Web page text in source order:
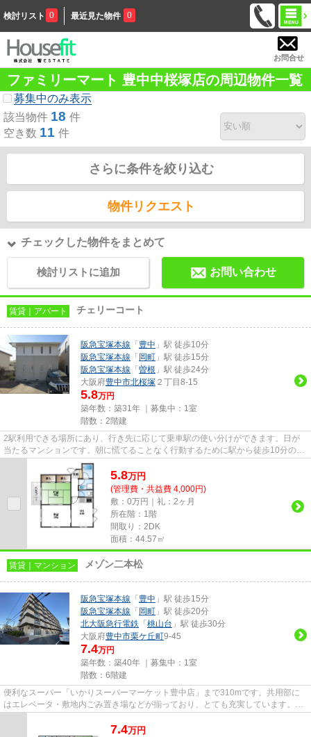
検討リスト 0 最近見た物件 0
お問合せ
ファミリーマート 豊中中桜塚店の周辺物件一覧
募集中のみ表示
該当物件 18 件
空き数 11 件
さらに条件を絞り込む
物件リクエスト
チェックした物件をまとめて
検討リストに追加 お問い合わせ
賃貸｜アパート チェリーコート
阪急宝塚本線 「 豊中 」駅 徒歩10分
阪急宝塚本線 「 岡町 」駅 徒歩15分
阪急宝塚本線 「 曽根 」駅 徒歩24分
大阪府豊中市北桜塚 ２丁目8-15
5.8万円
築年数：築31年 ｜募集中： 1室
階数：2階建
2駅利用できる場所にあり、行き先に応じて乗車駅の使い分けができます。日が
当たるマンションです。朝に慌てることなく行動するために駅から徒歩10分の駅
近マンションはいかがでしょう...
5.8万円
(管理費・共益費 4,000円)
敷：0万円｜礼：2ヶ月
所在階：1階
間取り：2DK
面積：44.57㎡
賃貸｜マンション メゾン二本松
阪急宝塚本線 「 豊中 」駅 徒歩15分
阪急宝塚本線 「 岡町 」駅 徒歩20分
北大阪急行電鉄 「 桃山台 」駅 徒歩30分
大阪府豊中市栗ケ丘町9-45
7.4万円
築年数：築40年 ｜募集中： 1室
階数：6階建
便利なスーパー「いかりスーパーマーケット豊中店」まで310mです。共用部に
はエレベータ・敷地内ごみ置き場などが揃っており、とても充実しています。シ
7.4万円